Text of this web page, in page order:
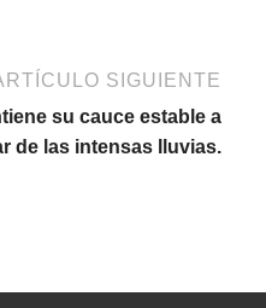
SIGUIENTE
su cauce estable a
de las intensas lluvias.